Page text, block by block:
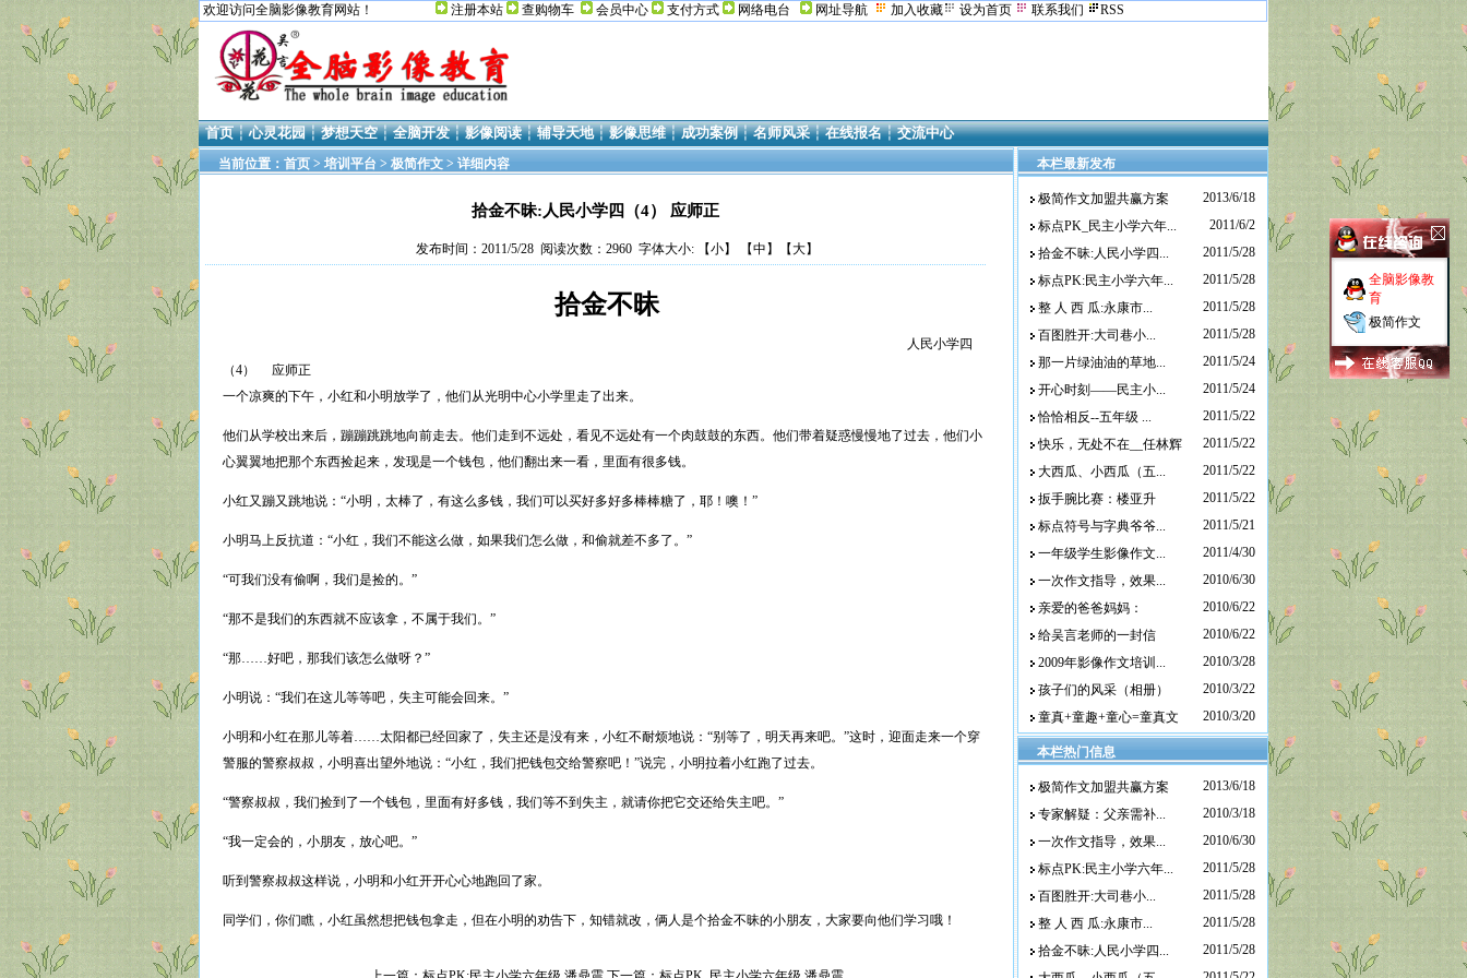
欢迎访问全脑影像教育网站！ 注册本站 查购物车 会员中心 支付方式 网络电台 网址导航 加入收藏 设为首页 联系我们 RSS
首页 ┆ 心灵花园 ┆ 梦想天空 ┆ 全脑开发 ┆ 影像阅读 ┆ 辅导天地 ┆ 影像思维 ┆ 成功案例 ┆ 名师风采 ┆ 在线报名 ┆ 交流中心
当前位置： 首页 > 培训平台 > 极简作文 > 详细内容
拾金不昧:人民小学四（4） 应师正
发布时间：2011/5/28 阅读次数：2960 字体大小: 【小】 【中 】【大】
拾金不昧
人民小学四
（4） 应师正
一个凉爽的下午，小红和小明放学了，他们从光明中心小学里走了出来。
他们从学校出来后，蹦蹦跳跳地向前走去。他们走到不远处，看见不远处有一个肉鼓鼓的东西。他们带着疑惑慢慢地了过去，他们小
心翼翼地把那个东西捡起来，发现是一个钱包，他们翻出来一看，里面有很多钱。
小红又蹦又跳地说：“小明，太棒了，有这么多钱，我们可以买好多好多棒棒糖了，耶！噢！”
小明马上反抗道：“小红，我们不能这么做，如果我们怎么做，和偷就差不多了。”
“可我们没有偷啊，我们是捡的。”
“那不是我们的东西就不应该拿，不属于我们。”
“那……好吧，那我们该怎么做呀？”
小明说：“我们在这儿等等吧，失主可能会回来。”
小明和小红在那儿等着……太阳都已经回家了，失主还是没有来，小红不耐烦地说：“别等了，明天再来吧。”这时，迎面走来一个穿
警服的警察叔叔，小明喜出望外地说：“小红，我们把钱包交给警察吧！”说完，小明拉着小红跑了过去。
“警察叔叔，我们捡到了一个钱包，里面有好多钱，我们等不到失主，就请你把它交还给失主吧。”
“我一定会的，小朋友，放心吧。”
听到警察叔叔这样说，小明和小红开开心心地跑回了家。
同学们，你们瞧，小红虽然想把钱包拿走，但在小明的劝告下，知错就改，俩人是个拾金不昧的小朋友，大家要向他们学习哦！
本栏最新发布
极简作文加盟共赢方案
2013/6/18
标点PK_民主小学六年...
2011/6/2
拾金不昧:人民小学四...
2011/5/28
标点PK:民主小学六年...
2011/5/28
整 人 西 瓜:永康市...
2011/5/28
百图胜开:大司巷小...
2011/5/28
那一片绿油油的草地...
2011/5/24
开心时刻——民主小...
2011/5/24
恰恰相反--五年级 ...
2011/5/22
快乐，无处不在__任林辉
2011/5/22
大西瓜、小西瓜（五...
2011/5/22
扳手腕比赛：楼亚升
2011/5/22
标点符号与字典爷爷...
2011/5/21
一年级学生影像作文...
2011/4/30
一次作文指导，效果...
2010/6/30
亲爱的爸爸妈妈：
2010/6/22
给吴言老师的一封信
2010/6/22
2009年影像作文培训...
2010/3/28
孩子们的风采（相册）
2010/3/22
童真+童趣+童心=童真文
2010/3/20
本栏热门信息
极简作文加盟共赢方案
2013/6/18
专家解疑：父亲需补...
2010/3/18
一次作文指导，效果...
2010/6/30
标点PK:民主小学六年...
2011/5/28
百图胜开:大司巷小...
2011/5/28
整 人 西 瓜:永康市...
2011/5/28
拾金不昧:人民小学四...
2011/5/28
全脑影像教
育
极简作文